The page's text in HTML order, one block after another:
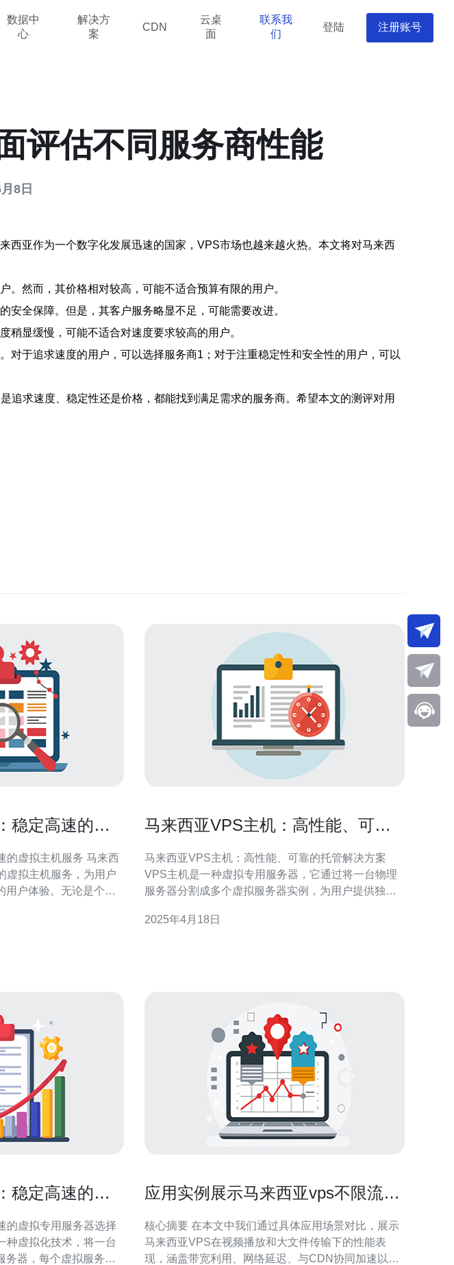
数据中
心
解决方
案
CDN
云桌
面
联系我
们
登陆 注册账号
评估不同服务商性能
8日
亚作为一个数字化发展迅速的国家，VPS市场也越来越火热。本文将对马来西
然而，其价格相对较高，可能不适合预算有限的用户。
全保障。但是，其客户服务略显不足，可能需要改进。
显缓慢，可能不适合对速度要求较高的用户。
于追求速度的用户，可以选择服务商1；对于注重稳定性和安全性的用户，可以
求速度、稳定性还是价格，都能找到满足需求的服务商。希望本文的测评对用
稳定高速的虚
拟主机服务 马来西
虚拟主机服务，为用户
用户体验。无论是个人
加流畅。 马来西
马来西亚VPS主机：高性能、可靠
马来西亚VPS主机：高性能、可靠的托管解决方案
VPS主机是一种虚拟专用服务器，它通过将一台物理
服务器分割成多个虚拟服务器实例，为用户提供独立
安全性方面比共享主机更加出色，同时价格相对于独
2025年4月18日
稳定高速的虚
的虚拟专用服务器选择
种虚拟化技术，将一台
务器，每个虚拟服务器
应用实例展示马来西亚vps不限流量
核心摘要 在本文中我们通过具体应用场景对比，展示
马来西亚VPS在视频播放和大文件传输下的性能表
现，涵盖带宽利用、网络延迟、与CDN协同加速以及